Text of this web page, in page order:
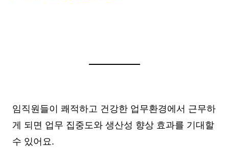
임직원들이 쾌적하고 건강한 업무환경에서 근무하
게 되면 업무 집중도와 생산성 향상 효과를 기대할
수 있어요.